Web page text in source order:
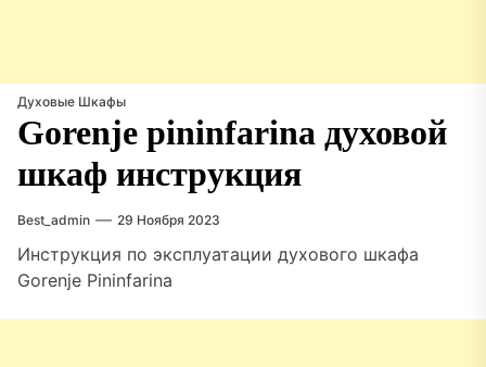
Духовые Шкафы
Gorenje pininfarina духовой
шкаф инструкция
Best_admin 29 Ноября 2023
Инструкция по эксплуатации духового шкафа
Gorenje Pininfarina